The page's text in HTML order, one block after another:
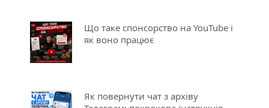
Що таке спонсорство на YouTube і
як воно працює
Як повернути чат з архіву